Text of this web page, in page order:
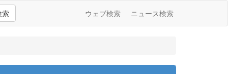
索 ウェブ検索 ニュース検索